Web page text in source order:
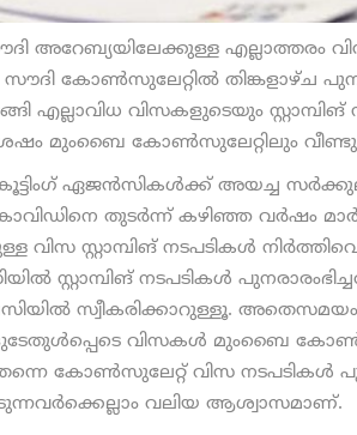
അറേബ്യയിലേക്കുള്ള എല്ലാത്തരം
കോണ്‍സുലേറ്റില്‍ തിങ്കളാഴ്ച
എല്ലാവിധ വിസകളുടെയും
മുംബൈ കോണ്‍സുലേറ്റിലും വീണ്ടും
ഏജന്‍സികള്‍ക്ക് അയച്ച
തുടര്‍ന്ന് കഴിഞ്ഞ വര്‍ഷം
വിസ സ്റ്റാമ്പിങ് നടപടികള്‍
സ്റ്റാമ്പിങ് നടപടികള്‍
സ്വീകരിക്കാറുള്ളൂ.
വിസകള്‍ മുംബൈ
കോണ്‍സുലേറ്റ് വിസ നടപടികള്‍
വലിയ ആശ്വാസമാണ്.